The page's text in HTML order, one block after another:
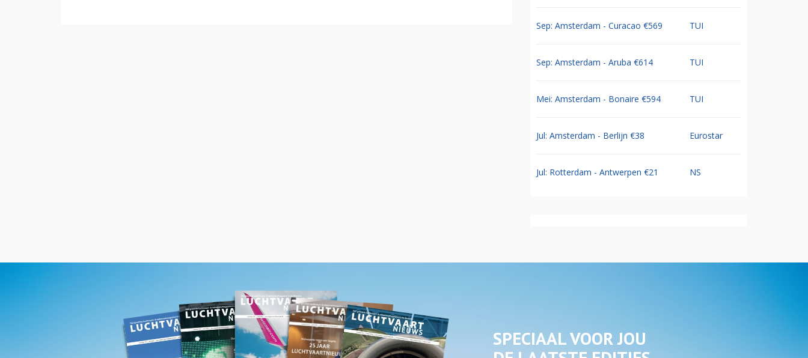
Sep: Amsterdam - Curacao €569 TUI
Sep: Amsterdam - Aruba €614 TUI
Mei: Amsterdam - Bonaire €594 TUI
Jul: Amsterdam - Berlijn €38 Eurostar
Jul: Rotterdam - Antwerpen €21 NS
SPECIAAL VOOR JOU